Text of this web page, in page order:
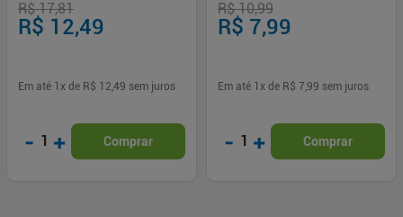
R$ 17,81
R$ 12,49
Em até 1 x de R$ 12,49 sem juros
- 1 + Comprar
R$ 10,99
R$ 7,99
Em até 1 x de R$ 7,99 sem juros
- 1 + Comprar